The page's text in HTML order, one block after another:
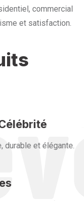
commercial
et satisfaction.
durable et élégante.